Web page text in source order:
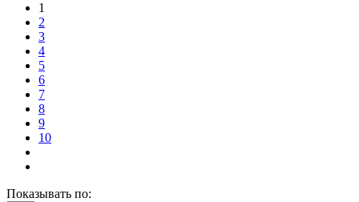
1
2
3
4
5
6
7
8
9
10
Показывать по: